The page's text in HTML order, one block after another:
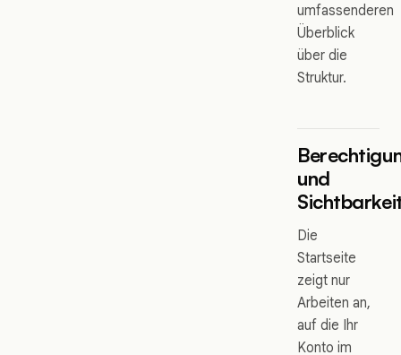
umfassenderen
Überblick
über die
Struktur.
und
Die
Startseite
zeigt nur
Arbeiten an,
auf die Ihr
Konto im